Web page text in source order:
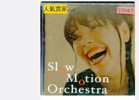
人氣賣家